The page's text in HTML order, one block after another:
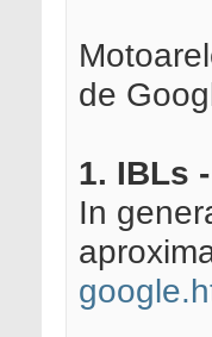
de
1. IBLs
In